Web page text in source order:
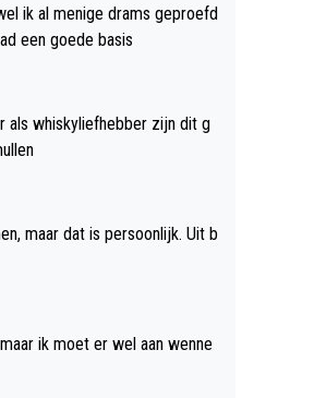
ik al menige drams geproefd
een goede basis
als whiskyliefhebber zijn dit g
maar dat is persoonlijk. Uit b
ik moet er wel aan wenne